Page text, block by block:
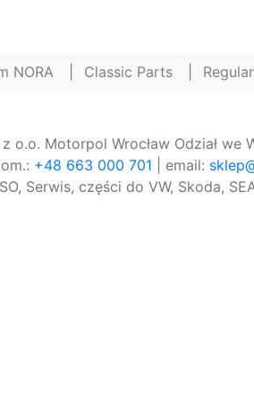
NORA Classic Parts
o.o. Motorpol Wrocław Odział we
+48 663 000 701 | email:
Serwis, części do VW, Skoda,